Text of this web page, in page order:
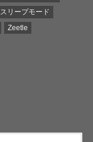
スリープモード
Zeetle